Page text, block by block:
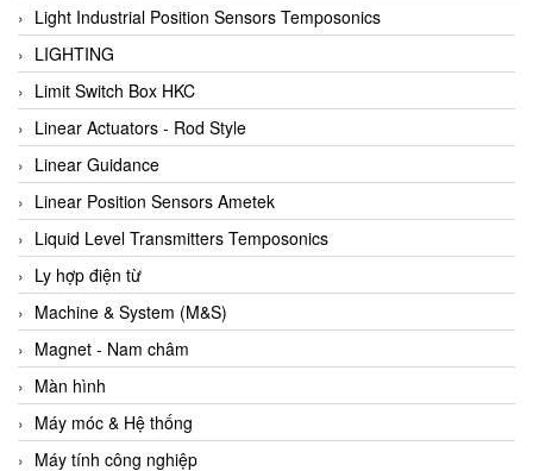
Auto Flow
Automatic valve
Aventics
Avproglobal
Axiomtek
AZBIL
B&C Electronics
B&R
Babcok wilcox
Baelz Automatic Vietnam
Bahr Modultechnik Vietnam
Balluff
BamBo Vietnam
Light Industrial Position Sensors Temposonics
LIGHTING
Limit Switch Box HKC
Linear Actuators - Rod Style
Linear Guidance
Linear Position Sensors Ametek
Liquid Level Transmitters Temposonics
Ly hợp điện từ
Machine & System (M&S)
Magnet - Nam châm
Màn hình
Máy móc & Hệ thống
Máy tính công nghiệp